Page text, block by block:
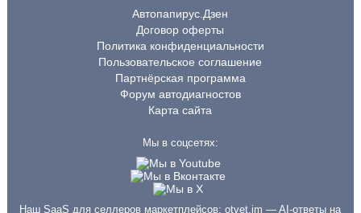
Автопапирус.Дзен
Договор оферты
Политика конфиденциальности
Пользовательское соглашение
Партнёрская программа
Форум автодиагностов
Карта сайта
Мы в соцсетях:
Наш SaaS для селлеров маркетплейсов:otvet.im — AI-ответы на